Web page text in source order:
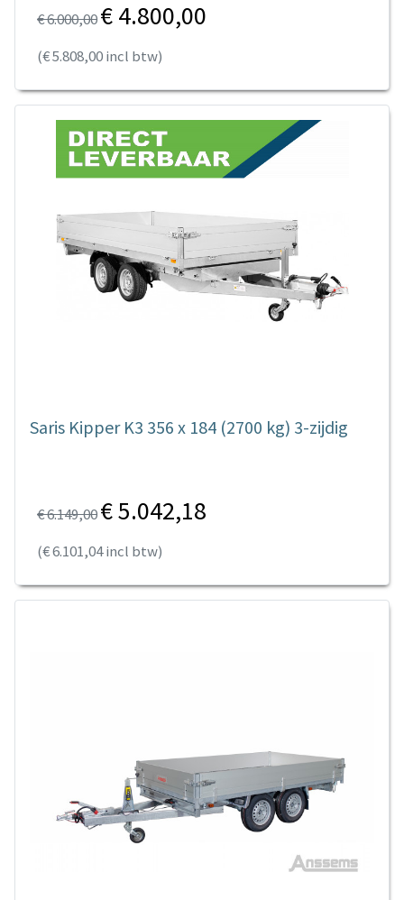
€ 6.000,00€ 4.800,00
(€ 5.808,00 incl btw)
Saris Kipper K3 356 x 184 (2700 kg) 3-zijdig
€ 6.149,00€ 5.042,18
(€ 6.101,04 incl btw)